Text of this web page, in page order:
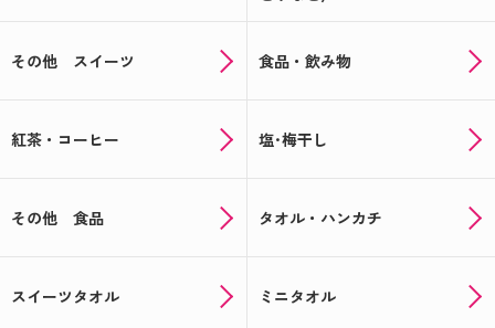
その他 スイーツ 食品・飲み物
紅茶・コーヒー 塩･梅干し
その他 食品 タオル・ハンカチ
スイーツタオル ミニタオル